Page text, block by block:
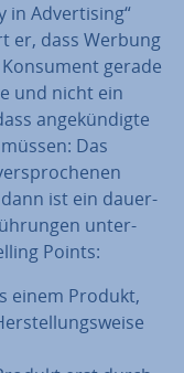
in Ad­ver­ti­sing“
er, dass Werbung
gerade
und nicht ein
an­ge­kün­dig­te
Das
ist ein dau­er­
un­ter­
Points:
einem Produkt,